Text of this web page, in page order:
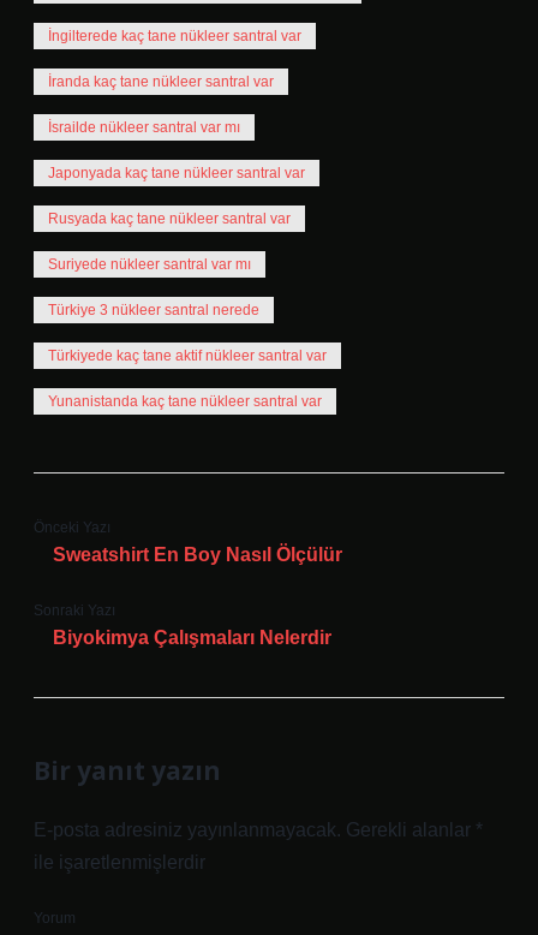
İngilterede kaç tane nükleer santral var
İranda kaç tane nükleer santral var
İsrailde nükleer santral var mı
Japonyada kaç tane nükleer santral var
Rusyada kaç tane nükleer santral var
Suriyede nükleer santral var mı
Türkiye 3 nükleer santral nerede
Türkiyede kaç tane aktif nükleer santral var
Yunanistanda kaç tane nükleer santral var
Önceki Yazı
Sweatshirt En Boy Nasıl Ölçülür
Sonraki Yazı
Biyokimya Çalışmaları Nelerdir
Bir yanıt yazın
E-posta adresiniz yayınlanmayacak. Gerekli alanlar *
ile işaretlenmişlerdir
Yorum